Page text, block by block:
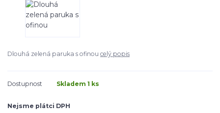
Dlouhá zelená paruka s ofinou celý popis
Dostupnost Skladem 1 ks
Nejsme plátci DPH